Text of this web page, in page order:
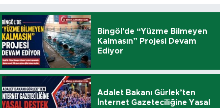
Bingöl'de “Yüzme Bilmeyen
Kalmasın” Projesi Devam
Ediyor
Adalet Bakanı Gürlek’ten
İnternet Gazeteciliğine Yasal